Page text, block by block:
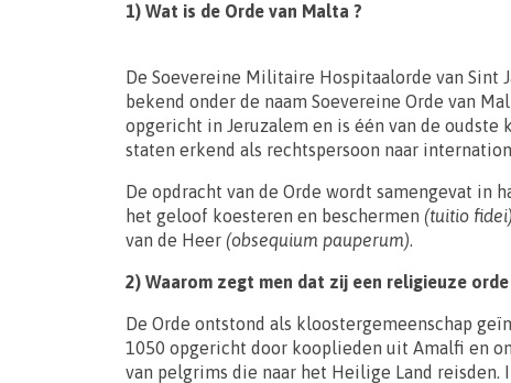
1) Wat is de Orde van Malta ?
De Soevereine Militaire Hospitaalorde van Sint
bekend onder de naam Soevereine Orde van
opgericht in Jeruzalem en is één van de
staten erkend als rechtspersoon naar
De opdracht van de Orde wordt samengevat in
het geloof koesteren en beschermen (tuitio
van de Heer (obsequium pauperum).
2) Waarom zegt men dat zij een religieuze orde
De Orde ontstond als kloostergemeenschap
1050 opgericht door kooplieden uit Amalfi en
van pelgrims die naar het Heilige Land reisden.